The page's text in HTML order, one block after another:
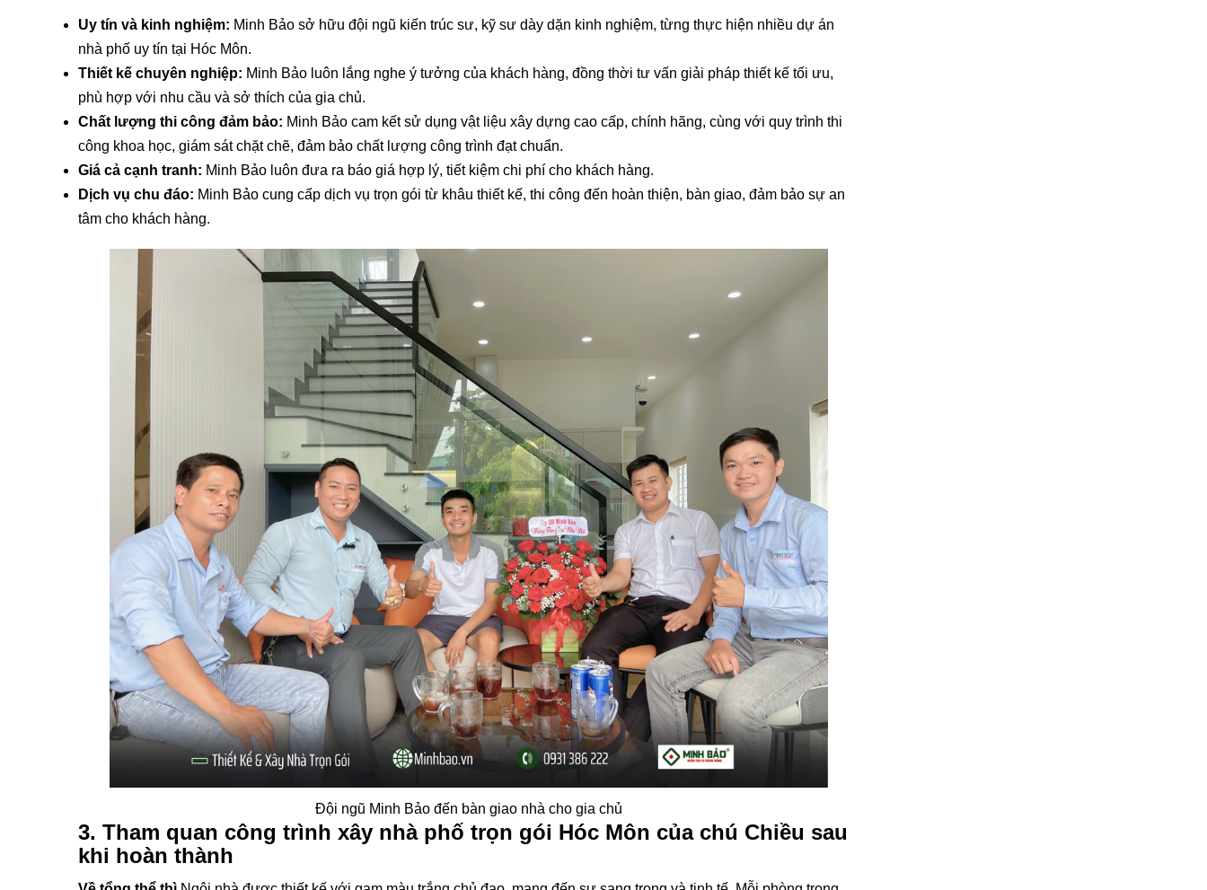
Uy tín và kinh nghiệm: Minh Bảo sở hữu đội ngũ kiến trúc sư, kỹ sư dày dặn kinh nghiệm, từng thực hiện nhiều dự án
nhà phố uy tín tại Hóc Môn.
Thiết kế chuyên nghiệp: Minh Bảo luôn lắng nghe ý tưởng của khách hàng, đồng thời tư vấn giải pháp thiết kế tối ưu,
phù hợp với nhu cầu và sở thích của gia chủ.
Chất lượng thi công đảm bảo: Minh Bảo cam kết sử dụng vật liệu xây dựng cao cấp, chính hãng, cùng với quy trình thi
công khoa học, giám sát chặt chẽ, đảm bảo chất lượng công trình đạt chuẩn.
Giá cả cạnh tranh: Minh Bảo luôn đưa ra báo giá hợp lý, tiết kiệm chi phí cho khách hàng.
Dịch vụ chu đáo: Minh Bảo cung cấp dịch vụ trọn gói từ khâu thiết kế, thi công đến hoàn thiện, bàn giao, đảm bảo sự an
tâm cho khách hàng.
Đội ngũ Minh Bảo đến bàn giao nhà cho gia chủ
3. Tham quan công trình xây nhà phố trọn gói Hóc Môn của chú Chiều sau
khi hoàn thành